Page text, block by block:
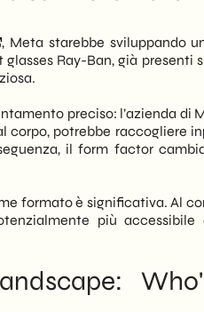
con AI integrata apre scenari
accelera una tendenza
fisicamente all’utente. Di
di trovarsi in ritardo
evoluzioni per tradurle
muove Meta significa
analizza cosa è cambiato,
già oggi.
, Meta starebbe sviluppando
Ray-Ban, già
preciso: l’azienda di
corpo, potrebbe raccogliere
il form factor
formato è significativa. Al
più